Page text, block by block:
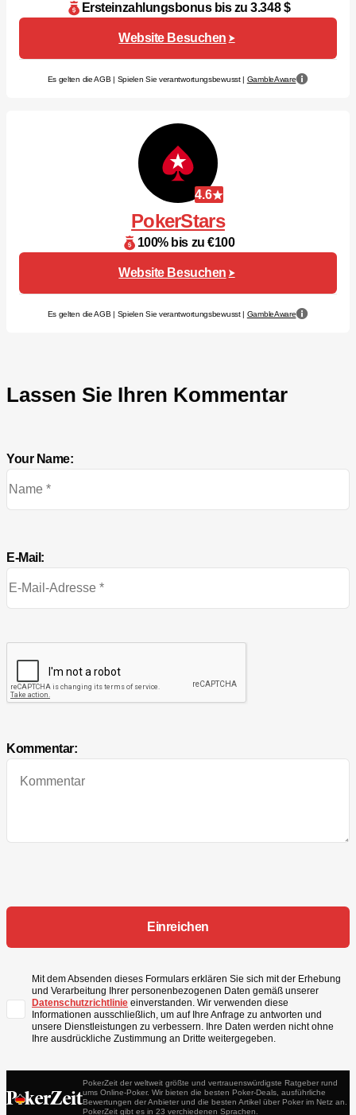
Ersteinzahlungsbonus bis zu 3.348 $
Website Besuchen
Es gelten die AGB | Spielen Sie verantwortungsbewusst | GambleAware
4.6
PokerStars
100% bis zu €100
Website Besuchen
Es gelten die AGB | Spielen Sie verantwortungsbewusst | GambleAware
Lassen Sie Ihren Kommentar
Your Name:
E-Mail:
Kommentar:
Mit dem Absenden dieses Formulars erklären Sie sich mit der Erhebung
und Verarbeitung Ihrer personenbezogenen Daten gemäß unserer
Datenschutzrichtlinie einverstanden. Wir verwenden diese
Informationen ausschließlich, um auf Ihre Anfrage zu antworten und
unsere Dienstleistungen zu verbessern. Ihre Daten werden nicht ohne
Ihre ausdrückliche Zustimmung an Dritte weitergegeben.
PokerZeit der weltweit größte und vertrauenswürdigste Ratgeber rund
ums Online-Poker. Wir bieten die besten Poker-Deals, ausführliche
Bewertungen der Anbieter und die besten Artikel über Poker im Netz an.
PokerZeit gibt es in 23 verchiedenen Sprachen.